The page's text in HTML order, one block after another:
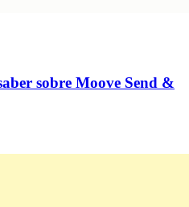
sobre Moove Send &